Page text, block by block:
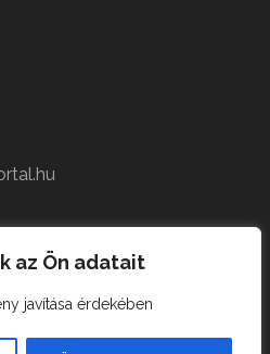
az Ön adatait
javítása érdekében
English
German
Czech